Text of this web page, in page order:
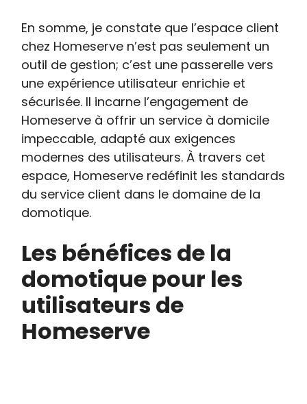
En somme, je constate que l’espace client
chez Homeserve n’est pas seulement un
outil de gestion; c’est une passerelle vers
une expérience utilisateur enrichie et
sécurisée. Il incarne l’engagement de
Homeserve à offrir un service à domicile
impeccable, adapté aux exigences
modernes des utilisateurs. À travers cet
espace, Homeserve redéfinit les standards
du service client dans le domaine de la
domotique.
Les bénéfices de la
domotique pour les
utilisateurs de
Homeserve